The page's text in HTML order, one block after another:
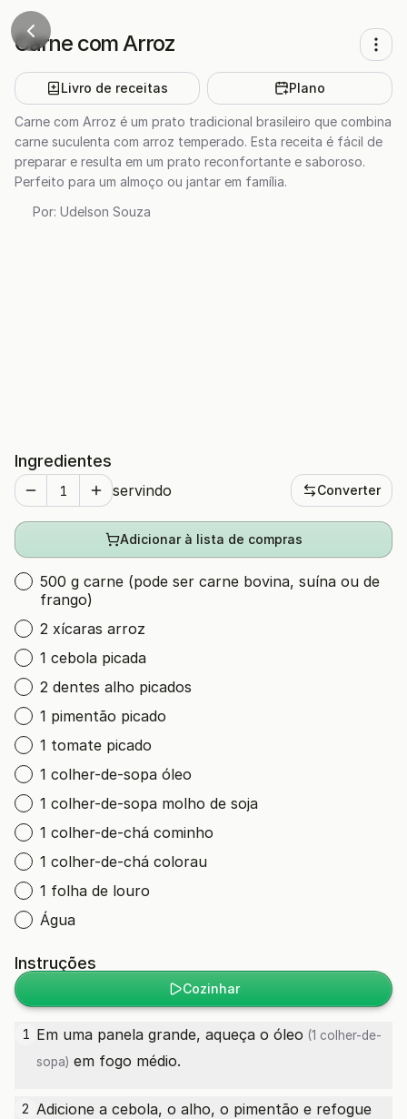
Carne com Arroz
Livro de receitas Plano
Carne com Arroz é um prato tradicional brasileiro que combina
carne suculenta com arroz temperado. Esta receita é fácil de
preparar e resulta em um prato reconfortante e saboroso.
Perfeito para um almoço ou jantar em família.
Por: Udelson Souza
Ingredientes
servindo Converter
Adicionar à lista de compras
500 g carne (pode ser carne bovina, suína ou de
frango)
2 xícaras arroz
1 cebola picada
2 dentes alho picados
1 pimentão picado
1 tomate picado
1 colher-de-sopa óleo
1 colher-de-sopa molho de soja
1 colher-de-chá cominho
1 colher-de-chá colorau
1 folha de louro
Água
Instruções
Cozinhar
1 Em uma panela grande, aqueça o óleo (1 colher-de-
sopa) em fogo médio.
2 Adicione a cebola, o alho, o pimentão e refogue